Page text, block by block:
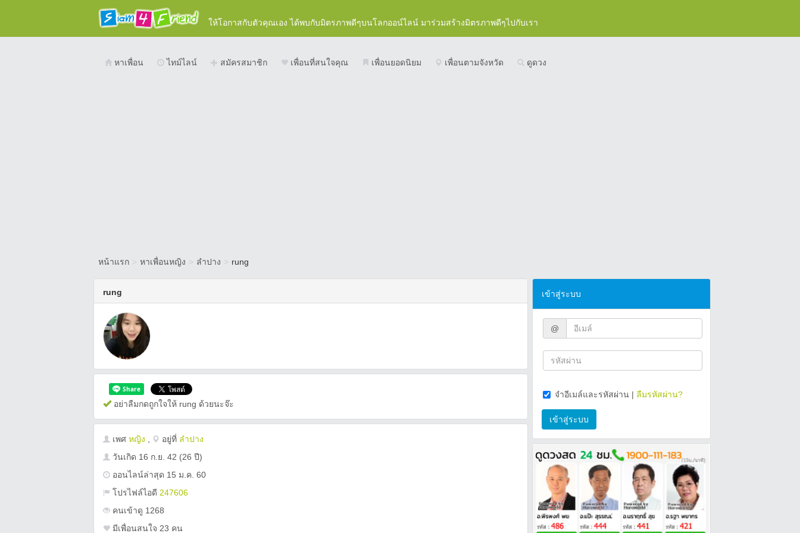
ให้โอกาสกับตัวคุณเอง ได้พบกับมิตรภาพดีๆบนโลกออน์ไลน์ มาร่วมสร้างมิตรภาพดีๆไปกับเรา
หาเพื่อน ไทม์ไลน์ สมัครสมาชิก เพื่อนที่สนใจคุณ เพื่อนยอดนิยม เพื่อนตามจังหวัด ดูดวง
หน้าแรก > หาเพื่อนหญิง > ลำปาง > rung
rung
อย่าลืมกดถูกใจให้ rung ด้วยนะจ๊ะ
เพศ หญิง อยู่ที่ ลำปาง
วันเกิด 16 ก.ย. 42 (26 ปี)
ออนไลน์ล่าสุด 15 ม.ค. 60
โปรไฟล์ไอดี 247606
คนเข้าดู 1268
มีเพื่อนสนใจ 23 คน
เข้าสู่ระบบ
@
จำอีเมล์และรหัสผ่าน | ลืมรหัสผ่าน?
เข้าสู่ระบบ